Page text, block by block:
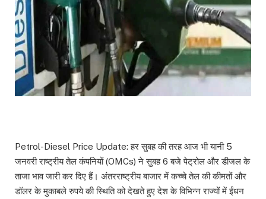
Petrol-Diesel Price Update: हर सुबह की तरह आज भी यानी 5
जनवरी राष्ट्रीय तेल कंपनियों (OMCs) ने सुबह 6 बजे पेट्रोल और डीजल के
ताजा भाव जारी कर दिए हैं। अंतरराष्ट्रीय बाजार में कच्चे तेल की कीमतों और
डॉलर के मुकाबले रुपये की स्थिति को देखते हुए देश के विभिन्न राज्यों में ईंधन